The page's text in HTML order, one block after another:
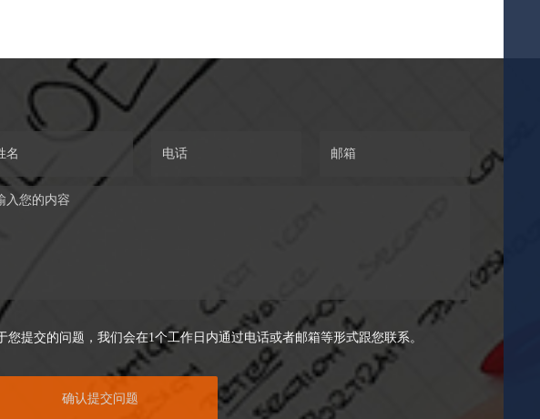
您提交的问题，我们会在1个工作日内通过电话或者邮箱等形式跟您联系。